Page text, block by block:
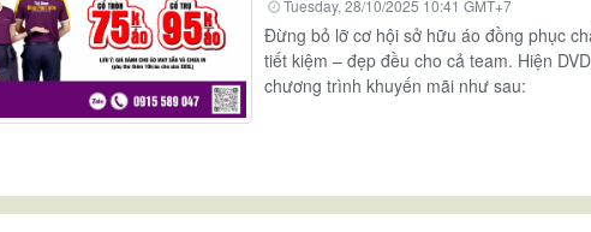
Tuesday, 28/10/2025 10:41 GMT+7
Đừng bỏ lỡ cơ hội sở hữu áo đồng phục
tiết kiệm – đẹp đều cho cả team. Hiện
chương trình khuyến mãi như sau: